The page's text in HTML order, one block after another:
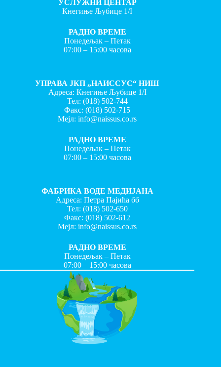
УСЛУЖНИ ЦЕНТАР
Кнегиње Љубице 1/I
РАДНО ВРЕМЕ
Понедељак – Петак
07:00 – 15:00 часова
УПРАВА ЈКП „НАИССУС“ НИШ
Адреса: Кнегиње Љубице 1/I
Тел: (018) 502-744
Факс:(018) 502-715
Мејл:info@naissus.co.rs
РАДНО ВРЕМЕ
Понедељак – Петак
07:00 – 15:00 часова
ФАБРИКА ВОДЕ МЕДИЈАНА
Адреса: Петра Пајића бб
Тел: (018) 502-650
Факс:(018) 502-612
Мејл:info@naissus.co.rs
РАДНО ВРЕМЕ
Понедељак – Петак
07:00 – 15:00 часова